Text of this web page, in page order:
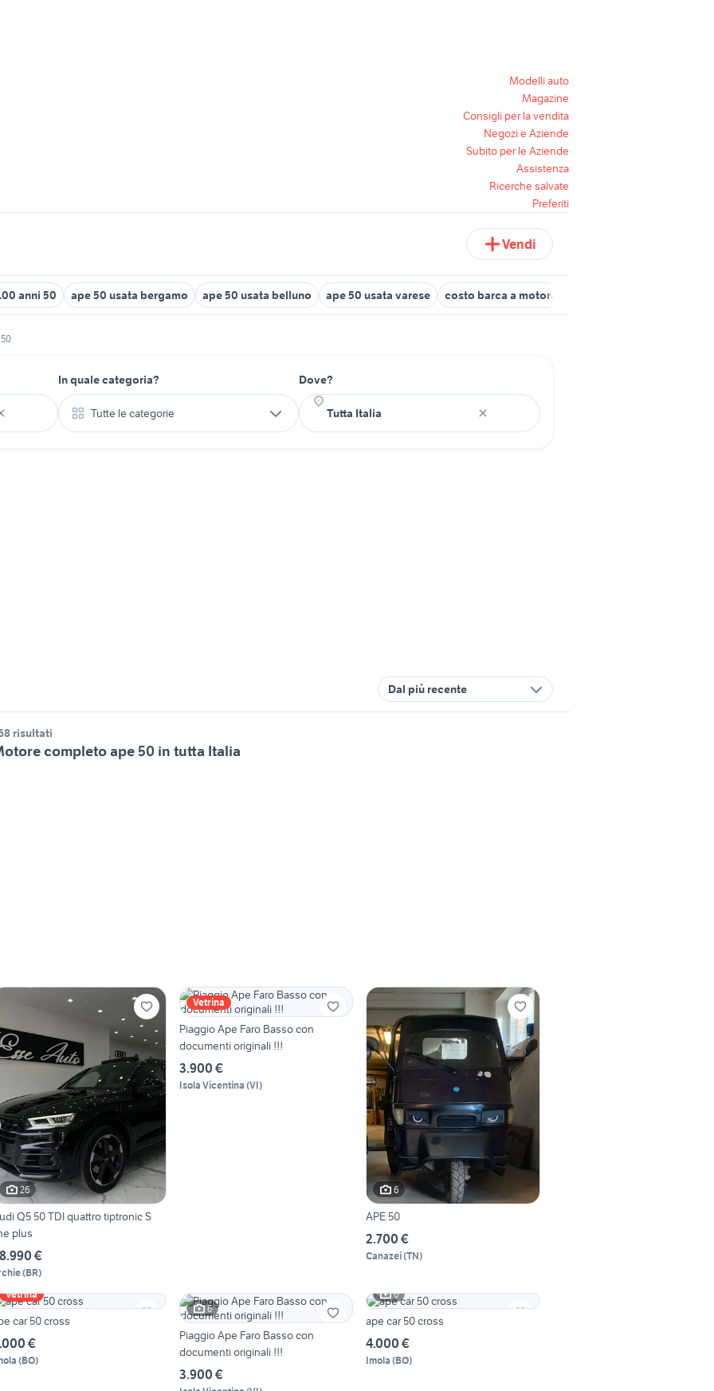
Modelli auto
Magazine
Consigli per la vendita
Negozi e Aziende
Subito per le Aziende
Assistenza
Ricerche salvate
Preferiti
Vendi
anni 50 ape 50 usata bergamo ape 50 usata belluno ape 50 usata varese costo barca a motore
In quale categoria?
Tutte le categorie
Dove?
Dal più recente
risultati
completo ape 50 in tutta Italia
26
Q5 50 TDI quattro tiptronic S
plus
€
(BR)
Vetrina
Piaggio Ape Faro Basso con
documenti originali !!!
3.900 €
Isola Vicentina (VI)
6
APE 50
2.700 €
Canazei(TN)
Vetrina
car 50 cross
€
(BO)
6
Piaggio Ape Faro Basso con
documenti originali !!!
3.900 €
6
ape car 50 cross
4.000 €
Imola (BO)